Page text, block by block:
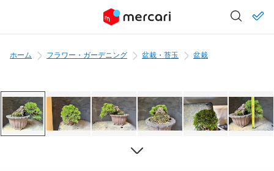
ホーム フラワー・ガーデニング 盆栽・苔玉 盆栽